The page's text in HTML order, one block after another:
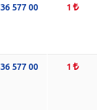
577 00
1
577 00
1